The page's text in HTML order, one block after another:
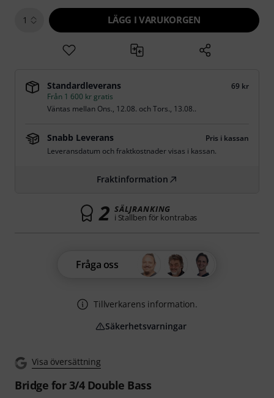
Visa översättning
Bridge for 3/4 Double Bass
1 LÄGG I VARUKORGEN
Standardleverans
69 kr
Från 1 600 kr gratis
Väntas mellan Ons., 12.08. ochTors., 13.08..
Snabb Leverans
Pris i kassan
Leveransdatum och fraktkostnader visas i kassan.
Fraktinformation
2 SÄLJRANKING
i Stallben för kontrabas
Fråga oss
Tillverkarens information.
Säkerhetsvarningar